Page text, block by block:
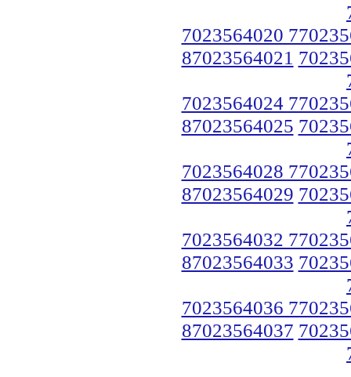
7023564020
87023564021
7023564024
87023564025
7023564028
87023564029
7023564032
87023564033
7023564036
87023564037